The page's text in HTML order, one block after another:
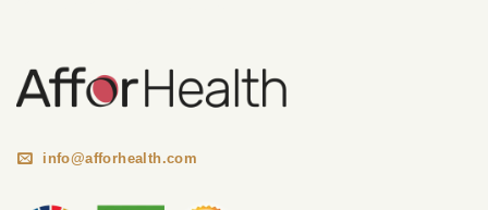
info@afforhealth.com